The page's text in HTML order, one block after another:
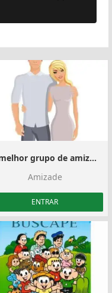
O melhor grupo de amizade a 3
Amizade
ENTRAR